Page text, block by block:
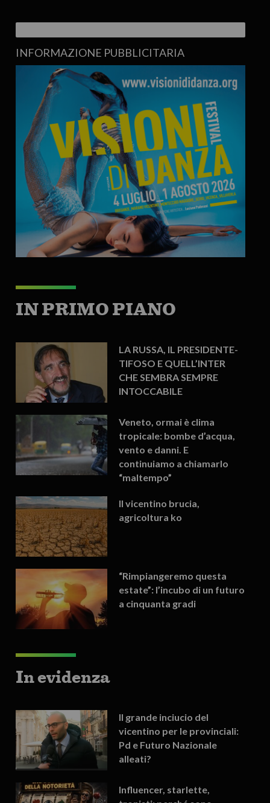
INFORMAZIONE PUBBLICITARIA
IN PRIMO PIANO
LA RUSSA, IL PRESIDENTE-
TIFOSO E QUELL’INTER
CHE SEMBRA SEMPRE
INTOCCABILE
Veneto, ormai è clima
tropicale: bombe d’acqua,
vento e danni. E
continuiamo a chiamarlo
“maltempo”
Il vicentino brucia,
agricoltura ko
“Rimpiangeremo questa
estate”: l’incubo di un futuro
a cinquanta gradi
In evidenza
Il grande inciucio del
vicentino per le provinciali:
Pd e Futuro Nazionale
alleati?
Influencer, starlette,